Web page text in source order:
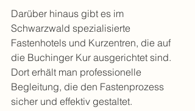
Darüber hinaus gibt es im
Schwarzwald spezialisierte
Fastenhotels und Kurzentren, die auf
die Buchinger Kur ausgerichtet sind.
Dort erhält man professionelle
Begleitung, die den Fastenprozess
sicher und effektiv gestaltet.